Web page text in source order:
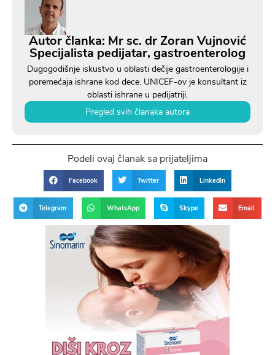
Autor članka: Mr sc. dr Zoran Vujnović
Specijalista pedijatar, gastroenterolog
Dugogodišnje iskustvo u oblasti dečije gastroenterologije i
poremećaja ishrane kod dece. UNICEF-ov je konsultant iz
oblasti ishrane u pedijatriji.
Pregled svih članaka autora
Podeli ovaj članak sa prijateljima
Facebook Twitter LinkedIn
Telegram WhatsApp Skype Email